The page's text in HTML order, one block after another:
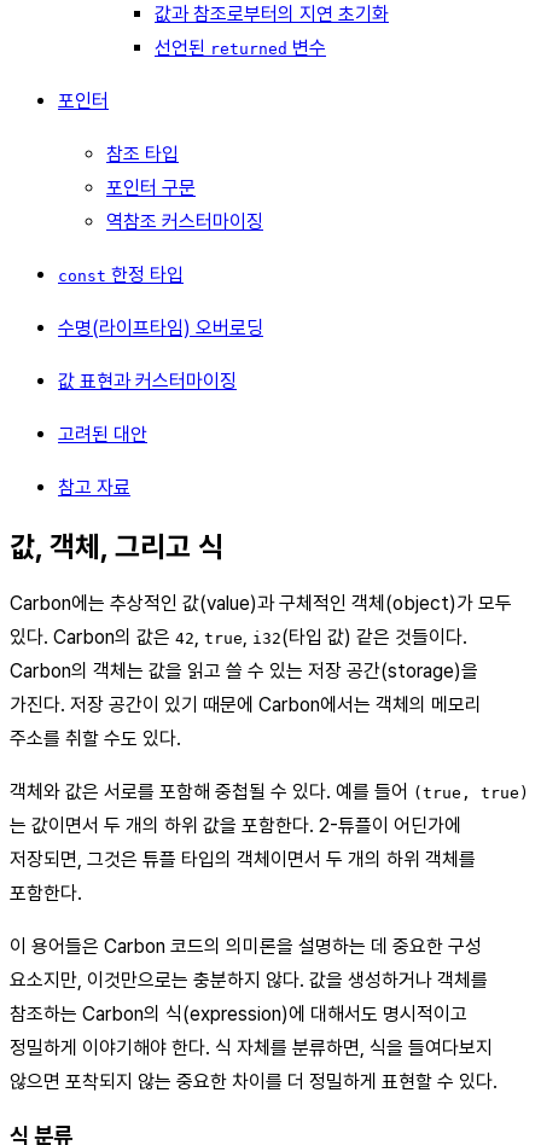
값과 참조로부터의 지연 초기화
선언된 returned 변수
포인터
참조 타입
포인터 구문
역참조 커스터마이징
const 한정 타입
수명(라이프타임) 오버로딩
값 표현과 커스터마이징
고려된 대안
참고 자료
값, 객체, 그리고 식
Carbon에는 추상적인 값(value)과 구체적인 객체(object)가 모두
있다. Carbon의 값은 42, true, i32(타입 값) 같은 것들이다.
Carbon의 객체는 값을 읽고 쓸 수 있는 저장 공간(storage)을
가진다. 저장 공간이 있기 때문에 Carbon에서는 객체의 메모리
주소를 취할 수도 있다.
객체와 값은 서로를 포함해 중첩될 수 있다. 예를 들어 (true, true)
는 값이면서 두 개의 하위 값을 포함한다. 2-튜플이 어딘가에
저장되면, 그것은 튜플 타입의 객체이면서 두 개의 하위 객체를
포함한다.
이 용어들은 Carbon 코드의 의미론을 설명하는 데 중요한 구성
요소지만, 이것만으로는 충분하지 않다. 값을 생성하거나 객체를
참조하는 Carbon의 식(expression)에 대해서도 명시적이고
정밀하게 이야기해야 한다. 식 자체를 분류하면, 식을 들여다보지
않으면 포착되지 않는 중요한 차이를 더 정밀하게 표현할 수 있다.
식 분류